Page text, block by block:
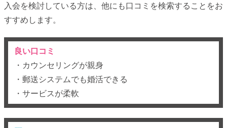
入会を検討している方は、他にも口コミを検索することをお
すすめします。
良い口コミ
・カウンセリングが親身
・郵送システムでも婚活できる
・サービスが柔軟